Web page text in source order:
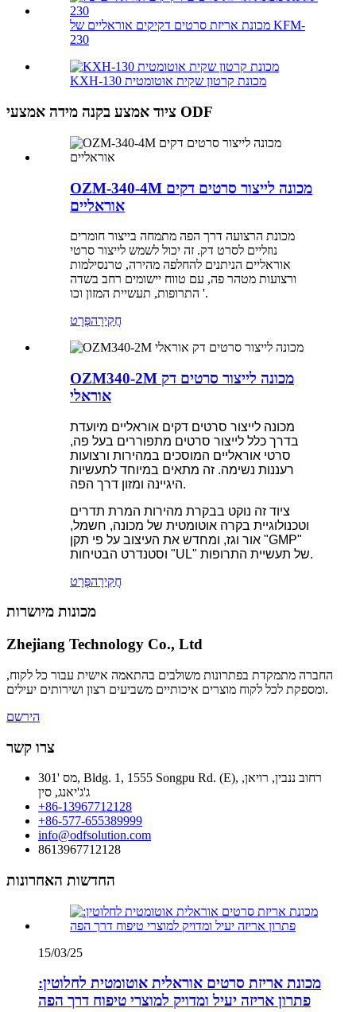
מכונת אריזת סרטים דקיקים אוראליים של KFM-
230
KXH-130 מכונת קרטון שקית אוטומטית
ציוד אמצע בקנה מידה אמצעי ODF
OZM-340-4M מכונה לייצור סרטים דקים
אוראליים
מכונת הרצועה דרך הפה מתמחה בייצור חומרים
נוזליים לסרט דק. זה יכול לשמש לייצור סרטי
אוראליים הניתנים להחלפה מהירה, טרנסילמות
ורצועות מטהר פה, עם טווח יישומים רחב בשדה
התרופות, תעשיית המזון וכו '.
חֲקִירָהפְּרָט
OZM340-2M מכונה לייצור סרטים דק
אוראלי
מכונה לייצור סרטים דקים אוראליים מיועדת
בדרך כלל לייצור סרטים מתפוררים בעל פה,
סרטי אוראליים המוסכים במהירות ורצועות
רעננות נשימה. זה מתאים במיוחד לתעשיות
היגיינה ומזון דרך הפה.
ציוד זה נוקט בבקרת מהירות המרת תדרים
וטכנולוגיית בקרה אוטומטית של מכונה, חשמל,
אור וגז, ומחדש את העיצוב על פי תקן "GMP"
וסטנדרט הבטיחות "UL" של תעשיית התרופות.
חֲקִירָהפְּרָט
מכונות מיושרות
Zhejiang Technology Co., Ltd
החברה מתמקדת בפתרונות משולבים בהתאמה אישית עבור כל לקוח,
ומספקת לכל לקוח מוצרים איכותיים משביעים רצון ושירותים יעילים.
הירשם
צרו קשר
מס '301, Bldg. 1, 1555 Songpu Rd. (E), רחוב ננבין, רויאן,
ג'ג'יאנג, סין
+86-13967712128
+86-577-655389999
info@odfsolution.com
8613967712128
החדשות האחרונות
15/03/25
מכונת אריזת סרטים אוראלית אוטומטית לחלוטין:
פתרון אריזה יעיל ומדויק למוצרי טיפוח דרך הפה